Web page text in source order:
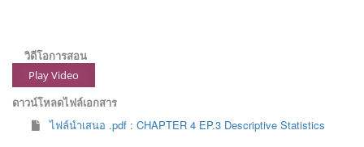
วิดีโอการสอน
Play Video
ดาวน์โหลดไฟล์เอกสาร
ไฟล์นำเสนอ .pdf : CHAPTER 4 EP.3 Descriptive Statistics